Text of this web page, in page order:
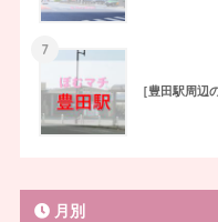
7
［豊田駅周辺
月別